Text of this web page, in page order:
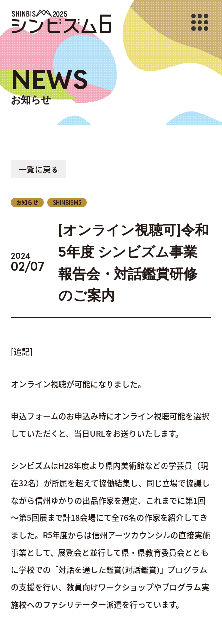
NEWS
お知らせ
一覧に戻る
お知らせ SHINBISM5
2024
02/07
[オンライン視聴可]令和
5年度 シンビズム事業
報告会・対話鑑賞研修
のご案内
[追記]
オンライン視聴が可能になりました。
申込フォームのお申込み時にオンライン視聴可能を選択
していただくと、当日URLをお送りいたします。
シンビズムはH28年度より県内美術館などの学芸員（現
在32名）が所属を超えて協働結集し、同じ立場で協議し
ながら信州ゆかりの出品作家を選定、これまでに第1回
～第5回展まで計18会場にて全76名の作家を紹介してき
ました。R5年度からは信州アーツカウンシルの直接実施
事業として、展覧会と並行して県・県教育委員会ととも
に学校での「対話を通した鑑賞(対話鑑賞)」プログラム
の支援を行い、教員向けワークショップやプログラム実
施校へのファシリテーター派遣を行っています。
会場一覧